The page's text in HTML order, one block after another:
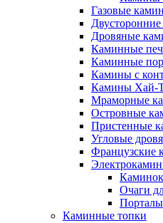
Газовые
Дровяные
Каминные
Каминные
Камины с
Камины Хай-
Мраморные
Островные
Пристенные
Угловые
Французские
Очаги
Порталы
Каминные топки